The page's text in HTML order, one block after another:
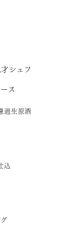
シェフ
ス
過生原酒
込